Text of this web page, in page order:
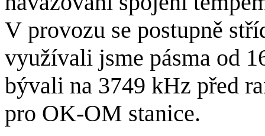
V provozu se postupně
využívali jsme pásma od
bývali na 3749 kHz před
pro OK-OM stanice.